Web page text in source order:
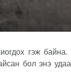
гэж байна.
бол энэ удаа